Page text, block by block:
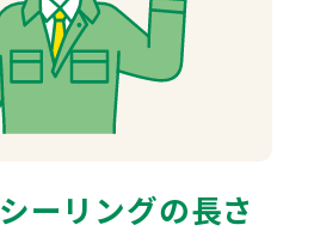
シーリングの長さ